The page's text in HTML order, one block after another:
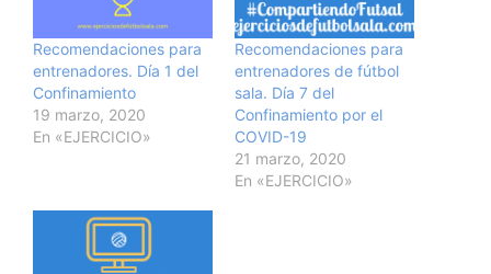
Recomendaciones para
entrenadores. Día 1 del
Confinamiento
19 marzo, 2020
En «EJERCICIO»
Recomendaciones para
entrenadores de fútbol
sala. Día 7 del
Confinamiento por el
COVID-19
21 marzo, 2020
En «EJERCICIO»